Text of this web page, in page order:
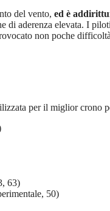
del vento, ed è
di aderenza elevata. I
non poche
per il miglior crono
63)
50)